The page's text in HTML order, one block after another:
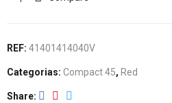
REF: 41401414040V
Categorias: Compact 45, Red
Share